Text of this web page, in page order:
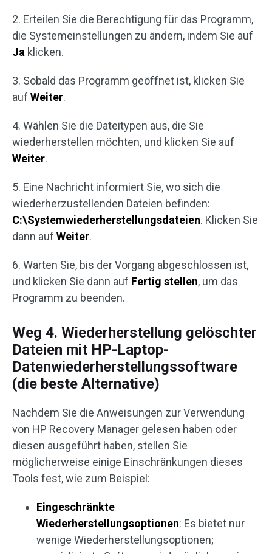
2. Erteilen Sie die Berechtigung für das Programm,
die Systemeinstellungen zu ändern, indem Sie auf
Ja klicken.
3. Sobald das Programm geöffnet ist, klicken Sie
auf Weiter.
4. Wählen Sie die Dateitypen aus, die Sie
wiederherstellen möchten, und klicken Sie auf
Weiter.
5. Eine Nachricht informiert Sie, wo sich die
wiederherzustellenden Dateien befinden:
C:\Systemwiederherstellungsdateien. Klicken Sie
dann auf Weiter.
6. Warten Sie, bis der Vorgang abgeschlossen ist,
und klicken Sie dann auf Fertig stellen, um das
Programm zu beenden.
Weg 4. Wiederherstellung gelöschter
Dateien mit HP-Laptop-
Datenwiederherstellungssoftware
(die beste Alternative)
Nachdem Sie die Anweisungen zur Verwendung
von HP Recovery Manager gelesen haben oder
diesen ausgeführt haben, stellen Sie
möglicherweise einige Einschränkungen dieses
Tools fest, wie zum Beispiel:
Eingeschränkte
Wiederherstellungsoptionen: Es bietet nur
wenige Wiederherstellungsoptionen;